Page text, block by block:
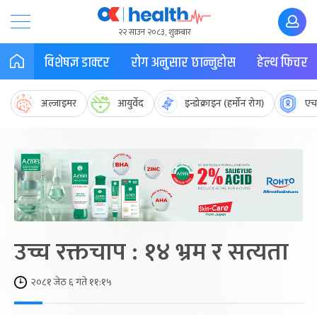
२२ साउन २०८३, शुक्रबार
विशेषज्ञ डाक्टर रोग अनुसार छान्नुहोस हेल्थ फिचर
अल्जाइमर आयुर्वेद इन्डोक्राइन (हर्मोन रोग)
उच्च रक्तचाप : १४ भ्रम र सत्यता
२०८१ जेठ ६ गते ११:१५